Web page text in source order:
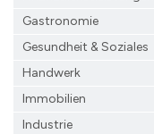
Gastronomie
Gesundheit & Soziales
Handwerk
Immobilien
Industrie